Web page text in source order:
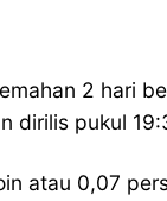
2 hari
dirilis pukul
atau 0,07